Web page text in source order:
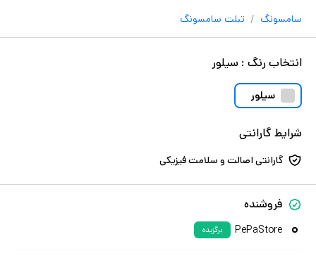
سامسونگ / تبلت سامسونگ
انتخابرنگ : سیلور
سیلور
شرایط گارانتی
گارانتی اصالت و سلامت فیزیکی
فروشنده
PePaStore برگزیده